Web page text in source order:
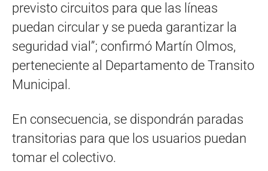
previsto circuitos para que las líneas
puedan circular y se pueda garantizar la
seguridad vial”; confirmó Martín Olmos,
perteneciente al Departamento de Transito
Municipal.
En consecuencia, se dispondrán paradas
transitorias para que los usuarios puedan
tomar el colectivo.